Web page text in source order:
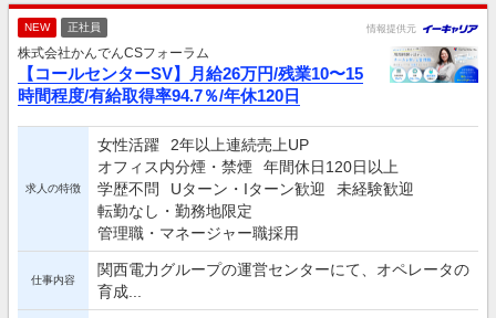
NEW 正社員 情報提供元
株式会社かんでんCSフォーラム
【コールセンターSV】月給26万円/残業10〜15
時間程度/有給取得率94.7％/年休120日
求人の特徴
女性活躍
2年以上連続売上UP
オフィス内分煙・禁煙
年間休日120日以上
学歴不問
Uターン・Iターン歓迎
未経験歓迎
転勤なし・勤務地限定
管理職・マネージャー職採用
仕事内容
関西電力グループの運営センターにて、オペレータの
育成...